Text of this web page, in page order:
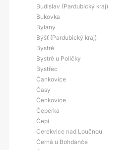
Budislav (Pardubický kraj)
Bukovka
Bylany
Býšť (Pardubický kraj)
Bystré
Bystré u Poličky
Bystřec
Čankovice
Časy
Čenkovice
Čeperka
Čepí
Cerekvice nad Loučnou
Černá u Bohdanče